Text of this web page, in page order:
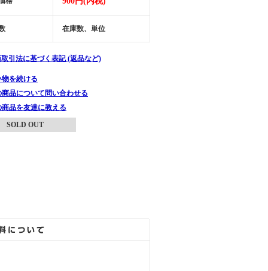
在庫数、単位
引法に基づく表記 (返品など)
物を続ける
商品について問い合わせる
商品を友達に教える
SOLD OUT